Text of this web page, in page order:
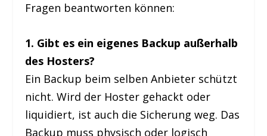
Fragen beantworten können:
1. Gibt es ein eigenes Backup außerhalb
des Hosters?
Ein Backup beim selben Anbieter schützt
nicht. Wird der Hoster gehackt oder
liquidiert, ist auch die Sicherung weg. Das
Backup muss physisch oder logisch